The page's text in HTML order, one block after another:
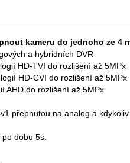
kameru do jednoho ze
a hybridních DVR
HD-TVI do rozlišení až 5MPx
HD-CVI do rozlišení až 5MPx
AHD do rozlišení až 5MPx
přepnutou na analog a
dobu 5s.